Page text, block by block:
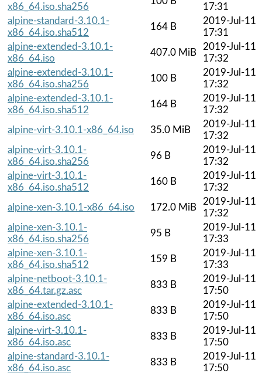
x86_64.iso.sha256
17:31
alpine-standard-3.10.1-
x86_64.iso.sha512
164 B
2019-Jul-11
17:31
alpine-extended-3.10.1-
x86_64.iso
407.0 MiB
2019-Jul-11
17:32
alpine-extended-3.10.1-
x86_64.iso.sha256
100 B
2019-Jul-11
17:32
alpine-extended-3.10.1-
x86_64.iso.sha512
164 B
2019-Jul-11
17:32
alpine-virt-3.10.1-x86_64.iso
35.0 MiB
2019-Jul-11
17:32
alpine-virt-3.10.1-
x86_64.iso.sha256
96 B
2019-Jul-11
17:32
alpine-virt-3.10.1-
x86_64.iso.sha512
160 B
2019-Jul-11
17:32
alpine-xen-3.10.1-x86_64.iso
172.0 MiB
2019-Jul-11
17:32
alpine-xen-3.10.1-
x86_64.iso.sha256
95 B
2019-Jul-11
17:33
alpine-xen-3.10.1-
x86_64.iso.sha512
159 B
2019-Jul-11
17:33
alpine-netboot-3.10.1-
x86_64.tar.gz.asc
833 B
2019-Jul-11
17:50
alpine-extended-3.10.1-
x86_64.iso.asc
833 B
2019-Jul-11
17:50
alpine-virt-3.10.1-
x86_64.iso.asc
833 B
2019-Jul-11
17:50
alpine-standard-3.10.1-
x86_64.iso.asc
833 B
2019-Jul-11
17:50